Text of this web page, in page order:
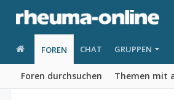
FOREN
Foren durchsuchen Themen mit
CHAT GRUPPEN